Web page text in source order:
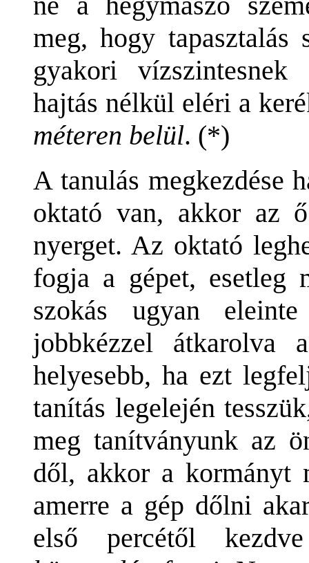
meg, hogy
gyakori vízszintesnek
hajtás nélkül eléri a
méteren belül. (*)
A tanulás megkezdése
oktató van, akkor az
nyerget. Az oktató
fogja a gépet, esetleg
szokás ugyan
jobbkézzel átkarolva
helyesebb, ha ezt
tanítás legelején
meg tanítványunk az
dől, akkor a kormányt
amerre a gép dőlni
első percétől